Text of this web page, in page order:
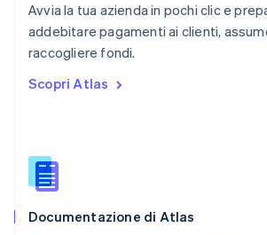
Avvia la tua azienda in pochi clic e
addebitare pagamenti ai clienti,
raccogliere fondi.
Scopri Atlas
Documentazione di Atlas
English简体中文
Regno Unito
English
English
English
Slovacchia
Slovenia